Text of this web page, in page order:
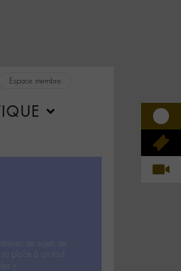
Espace membre
de sujets de
sa place à un tout
».